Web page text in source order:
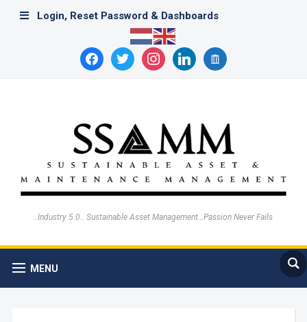
Login, Reset Password & Dashboards
facebooktwitter instagramlinkedinarchive
..Industry 5.0.. Sustainable Asset Management…Passion Never Fails
MENU